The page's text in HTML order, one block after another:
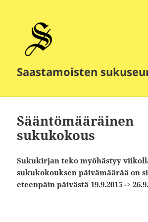
Saastamoisten
Sääntömääräinen
sukukokous
Sukukirjan teko myöhästyy
sukukokouksen päivämäärää on
eteenpäin päivästä 19.9.2015 ->